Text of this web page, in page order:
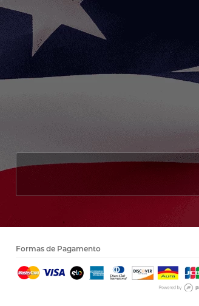
Formas de Pagamento